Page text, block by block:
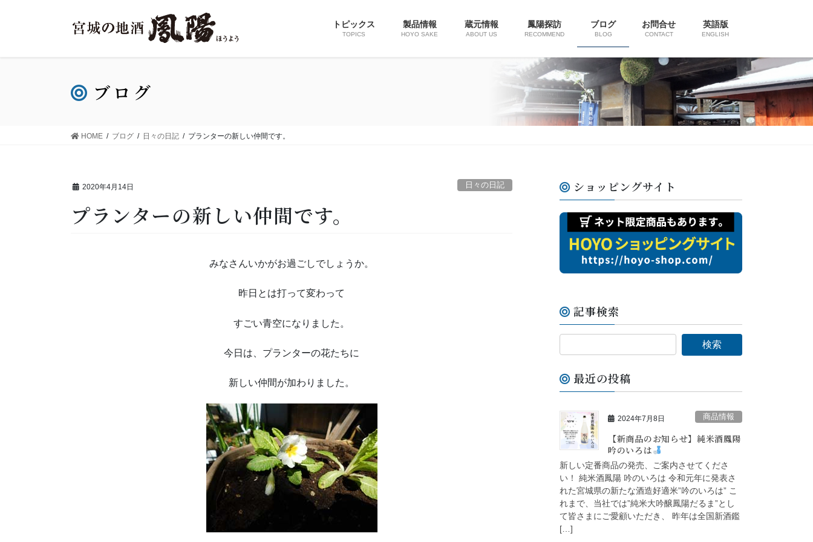
トピックス
TOPICS
製品情報
HOYO SAKE
蔵元情報
ABOUT US
鳳陽探訪
RECOMMEND
ブログ
BLOG
お問合せ
CONTACT
英語版
ENGLISH
ブログ
HOME ブログ 日々の日記 プランターの新しい仲間です。
2020年4月14日 日々の日記
プランターの新しい仲間です。
みなさんいかがお過ごしでしょうか。
昨日とは打って変わって
すごい青空になりました。
今日は、プランターの花たちに
新しい仲間が加わりました。
ショッピングサイト
記事検索
最近の投稿
2024年7月8日 商品情報
【新商品のお知らせ】純米酒鳳陽
吟のいろは
新しい定番商品の発売、ご案内させてくださ
い！ 純米酒鳳陽 吟のいろは 令和元年に発表さ
れた宮城県の新たな酒造好適米”吟のいろは” こ
れまで、当社では”純米大吟醸鳳陽だるま”とし
て皆さまにご愛顧いただき、 昨年は全国新酒鑑
[…]